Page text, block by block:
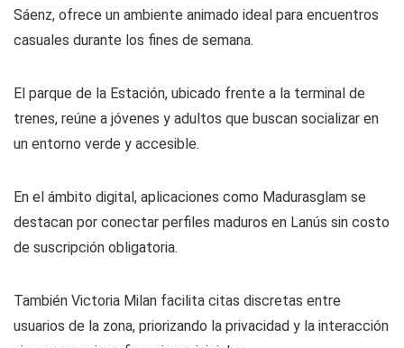
Sáenz, ofrece un ambiente animado ideal para encuentros
casuales durante los fines de semana.
El parque de la Estación, ubicado frente a la terminal de
trenes, reúne a jóvenes y adultos que buscan socializar en
un entorno verde y accesible.
En el ámbito digital, aplicaciones como Madurasglam se
destacan por conectar perfiles maduros en Lanús sin costo
de suscripción obligatoria.
También Victoria Milan facilita citas discretas entre
usuarios de la zona, priorizando la privacidad y la interacción